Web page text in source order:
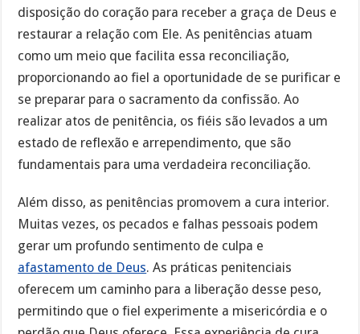
disposição do coração para receber a graça de Deus e
restaurar a relação com Ele. As penitências atuam
como um meio que facilita essa reconciliação,
proporcionando ao fiel a oportunidade de se purificar e
se preparar para o sacramento da confissão. Ao
realizar atos de penitência, os fiéis são levados a um
estado de reflexão e arrependimento, que são
fundamentais para uma verdadeira reconciliação.
Além disso, as penitências promovem a cura interior.
Muitas vezes, os pecados e falhas pessoais podem
gerar um profundo sentimento de culpa e
afastamento de Deus. As práticas penitenciais
oferecem um caminho para a liberação desse peso,
permitindo que o fiel experimente a misericórdia e o